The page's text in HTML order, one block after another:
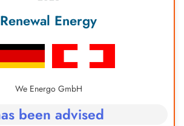
Renewal Energy
We Energo GmbH
been advised